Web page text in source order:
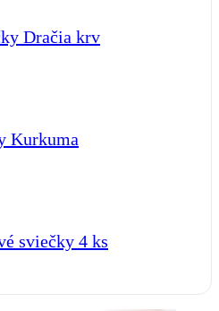
Dračia krv
Kurkuma
sviečky 4 ks